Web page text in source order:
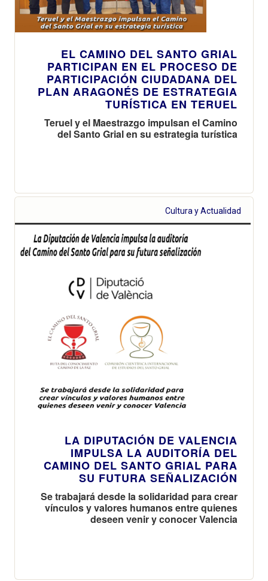
EL CAMINO DEL SANTO GRIAL
PARTICIPAN EN EL PROCESO DE
PARTICIPACIÓN CIUDADANA DEL
PLAN ARAGONÉS DE ESTRATEGIA
TURÍSTICA EN TERUEL
Teruel y el Maestrazgo impulsan el Camino
del Santo Grial en su estrategia turística
Cultura y Actualidad
LA DIPUTACIÓN DE VALENCIA
IMPULSA LA AUDITORÍA DEL
CAMINO DEL SANTO GRIAL PARA
SU FUTURA SEÑALIZACIÓN
Se trabajará desde la solidaridad para crear
vínculos y valores humanos entre quienes
deseen venir y conocer Valencia